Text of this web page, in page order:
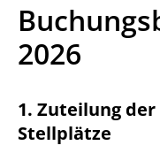
2026
1. Zuteilung
Stellplätze